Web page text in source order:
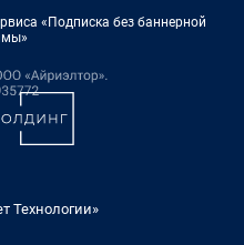
«Подписка без баннерной
Технологии»